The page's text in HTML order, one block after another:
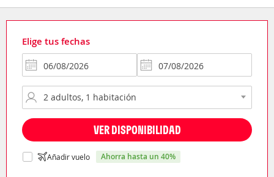
Elige tus fechas
VER DISPONIBILIDAD
Añadir vuelo ahorra hasta un 40%